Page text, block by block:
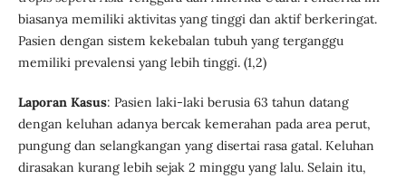
biasanya memiliki aktivitas yang tinggi dan aktif berkeringat.
Pasien dengan sistem kekebalan tubuh yang terganggu
memiliki prevalensi yang lebih tinggi. (1,2)
Laporan Kasus: Pasien laki-laki berusia 63 tahun datang
dengan keluhan adanya bercak kemerahan pada area perut,
pungung dan selangkangan yang disertai rasa gatal. Keluhan
dirasakan kurang lebih sejak 2 minggu yang lalu. Selain itu,